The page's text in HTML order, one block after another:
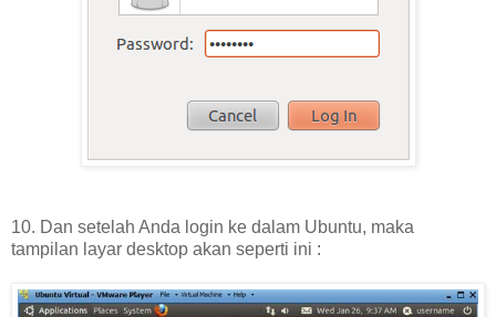
10. Dan setelah Anda login ke dalam Ubuntu, maka
tampilan layar desktop akan seperti ini :